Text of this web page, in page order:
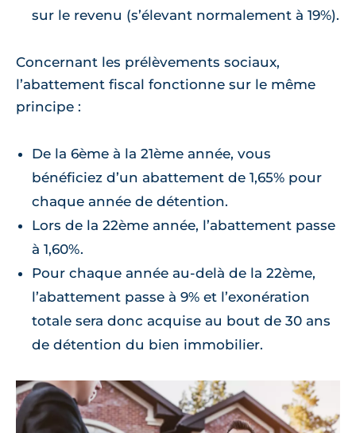
sur le revenu (s’élevant normalement à 19%).
Concernant les prélèvements sociaux,
l’abattement fiscal fonctionne sur le même
principe :
De la 6ème à la 21ème année, vous
bénéficiez d’un abattement de 1,65% pour
chaque année de détention.
Lors de la 22ème année, l’abattement passe
à 1,60%.
Pour chaque année au-delà de la 22ème,
l’abattement passe à 9% et l’exonération
totale sera donc acquise au bout de 30 ans
de détention du bien immobilier.